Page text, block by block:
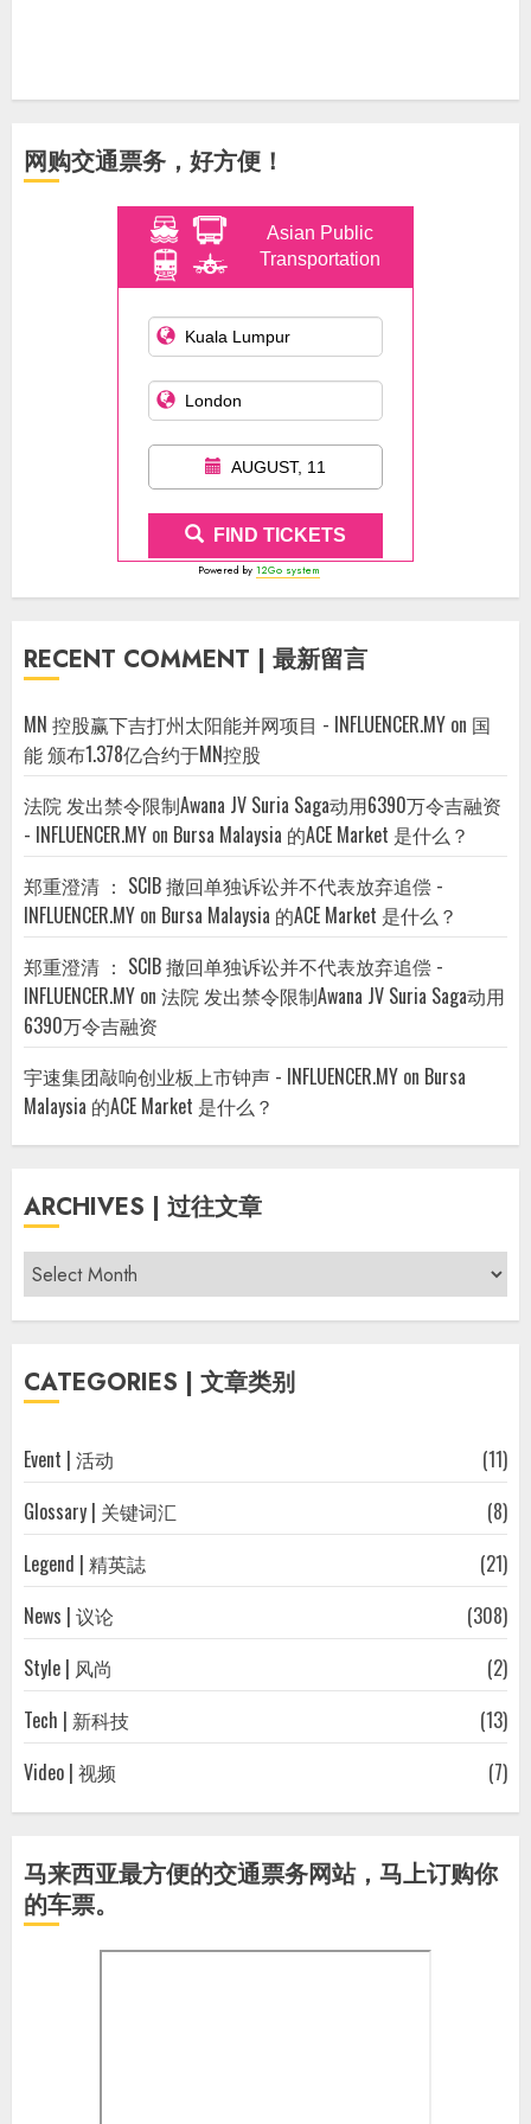
网购交通票务，好方便！
Asian Public
Transportation
AUGUST, 11
FIND TICKETS
Powered by 12Go system
RECENT COMMENT | 最新留言
MN 控股赢下吉打州太阳能并网项目 - INFLUENCER.MY on 国
能 颁布1.378亿合约于MN控股
法院 发出禁令限制Awana JV Suria Saga动用6390万令吉融资
- INFLUENCER.MY on Bursa Malaysia 的ACE Market 是什么？
郑重澄清 ： SCIB 撤回单独诉讼并不代表放弃追偿 -
INFLUENCER.MY on Bursa Malaysia 的ACE Market 是什么？
郑重澄清 ： SCIB 撤回单独诉讼并不代表放弃追偿 -
INFLUENCER.MY on 法院 发出禁令限制Awana JV Suria Saga动用
6390万令吉融资
宇速集团敲响创业板上市钟声 - INFLUENCER.MY on Bursa
Malaysia 的ACE Market 是什么？
ARCHIVES | 过往文章
Archives
|
过
文
CATEGORIES | 文章类别
Event | 活动
(11)
Glossary | 关键词汇
(8)
Legend | 精英誌
(21)
News | 议论
(308)
Style | 风尚
(2)
Tech | 新科技
(13)
Video | 视频
(7)
马来西亚最方便的交通票务网站，马上订购你
的车票。